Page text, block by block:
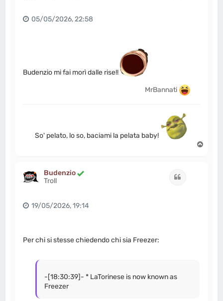
05/05/2026, 22:58
Budenzio mi fai morì dalle rise!!
MrBannati
So' pelato, lo so, baciami la pelata baby!
Budenzio
Troll
19/05/2026, 19:14
Per chi si stesse chiedendo chi sia Freezer:
-[18:30:39]- * LaTorinese is now known as
Freezer